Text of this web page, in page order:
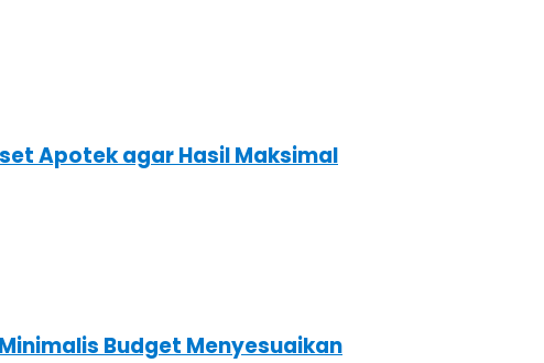
Apotek agar Hasil Maksimal
Budget Menyesuaikan